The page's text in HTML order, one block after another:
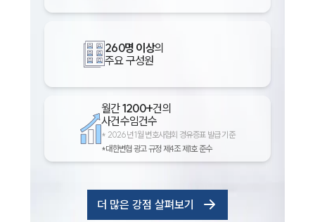
260명 이상의
주요 구성원
월간1200+건의
사건수임건수
* 2026년 1월 변호사협회 경유증표 발급 기준
*대한변협 광고 규정 제4조 제1호 준수
더 많은 강점 살펴보기